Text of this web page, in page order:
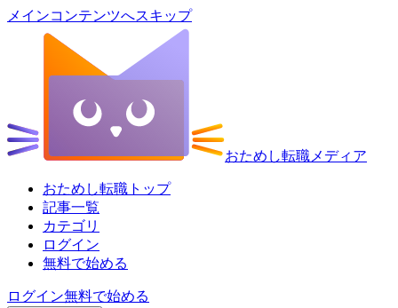
メインコンテンツへスキップ
おためし転職メディア
おためし転職トップ
記事一覧
カテゴリ
ログイン
無料で始める
ログイン無料で始める